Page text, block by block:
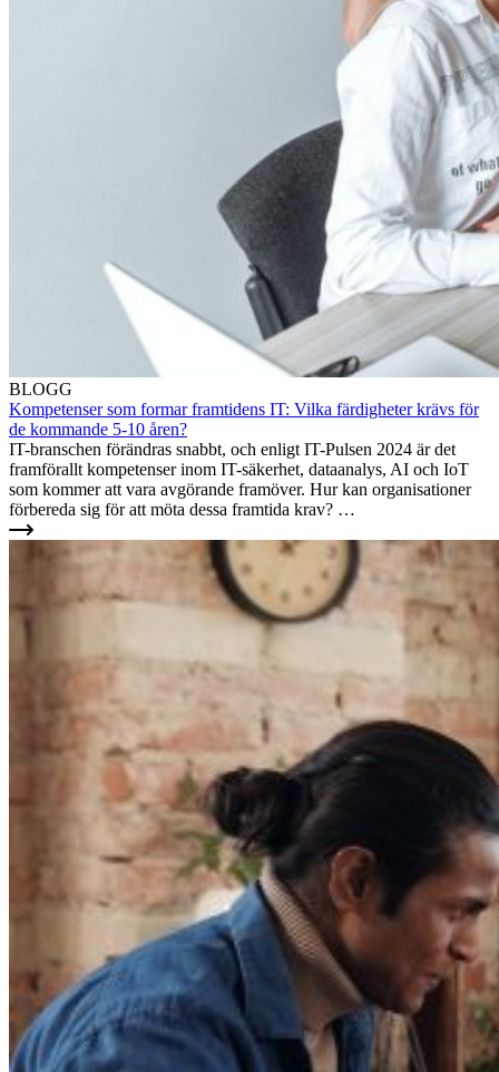
BLOGG
Kompetenser som formar framtidens IT: Vilka färdigheter krävs för
de kommande 5-10 åren?
IT-branschen förändras snabbt, och enligt IT-Pulsen 2024 är det
framförallt kompetenser inom IT-säkerhet, dataanalys, AI och IoT
som kommer att vara avgörande framöver. Hur kan organisationer
förbereda sig för att möta dessa framtida krav? …